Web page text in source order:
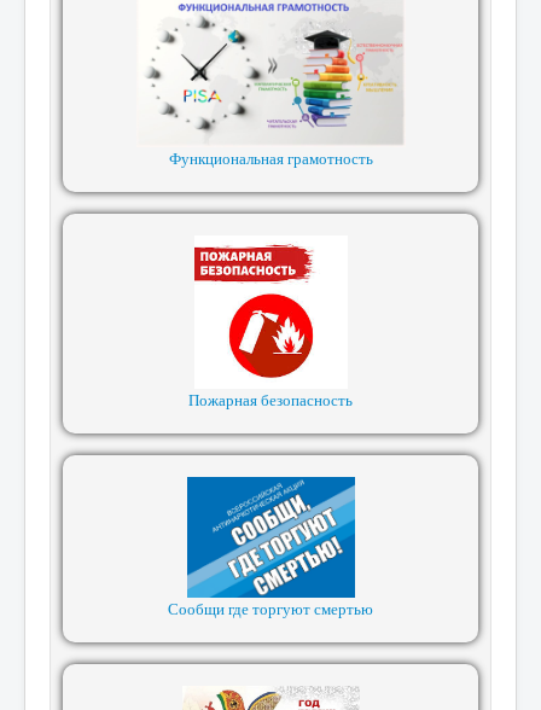
Функциональная грамотность
Пожарная безопасность
Сообщи где торгуют смертью